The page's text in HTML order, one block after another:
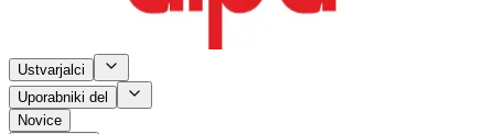
Ustvarjalci
Uporabniki del
Novice